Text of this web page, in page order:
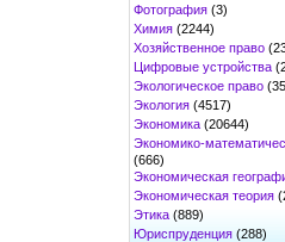
Фотография (3)
Химия (2244)
Хозяйственное право
Цифровые устройства
Экологическое право
Экология (4517)
Экономика (20644)
Экономико-
(666)
Экономическая
Экономическая теория
Этика (889)
Юриспруденция (288)